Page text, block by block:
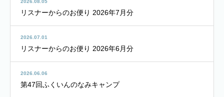
2026.08.05
リスナーからのお便り 2026年7月分
2026.07.01
リスナーからのお便り 2026年6月分
2026.06.06
第47回ふくいんのなみキャンプ